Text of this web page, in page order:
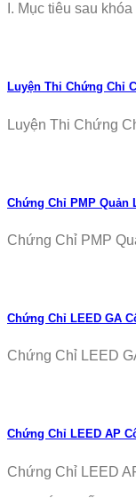
I. Mục tiêu sau
Luyện Thi Chứng Chỉ
Luyện Thi Chứng
Chứng Chỉ PMP Quản
Chứng Chỉ PMP
Chứng Chỉ LEED GA
Chứng Chỉ LEED
Chứng Chỉ LEED AP
Chứng Chỉ LEED